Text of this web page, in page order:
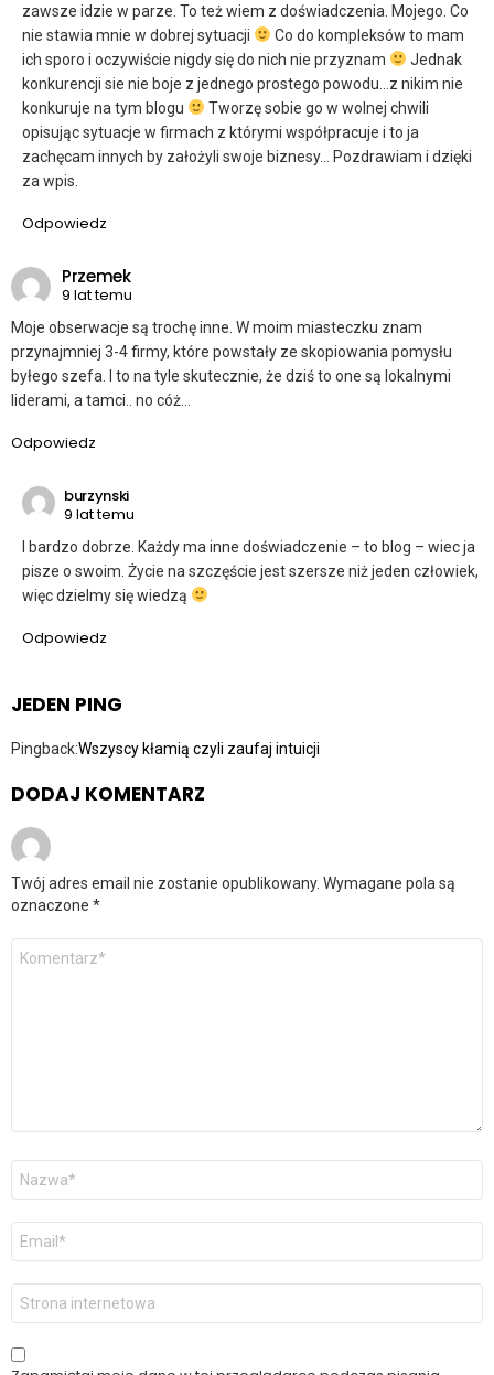
zawsze idzie w parze. To też wiem z doświadczenia. Mojego. Co
nie stawia mnie w dobrej sytuacji
Co do kompleksów to mam
ich sporo i oczywiście nigdy się do nich nie przyznam
Jednak
konkurencji sie nie boje z jednego prostego powodu…z nikim nie
konkuruje na tym blogu
Tworzę sobie go w wolnej chwili
opisując sytuacje w firmach z którymi współpracuje i to ja
zachęcam innych by założyli swoje biznesy… Pozdrawiam i dzięki
za wpis.
Odpowiedz
Przemek
9 lat temu
Moje obserwacje są trochę inne. W moim miasteczku znam
przynajmniej 3-4 firmy, które powstały ze skopiowania pomysłu
byłego szefa. I to na tyle skutecznie, że dziś to one są lokalnymi
liderami, a tamci.. no cóż…
Odpowiedz
burzynski
9 lat temu
I bardzo dobrze. Każdy ma inne doświadczenie – to blog – wiec ja
pisze o swoim. Życie na szczęście jest szersze niż jeden człowiek,
więc dzielmy się wiedzą
Odpowiedz
JEDEN PING
Pingback:Wszyscy kłamią czyli zaufaj intuicji
DODAJ KOMENTARZ
Twój adres email nie zostanie opublikowany. Wymagane pola są
oznaczone *
Komentarz
Nazwa
Adres
email
*
Witryna
internetowa